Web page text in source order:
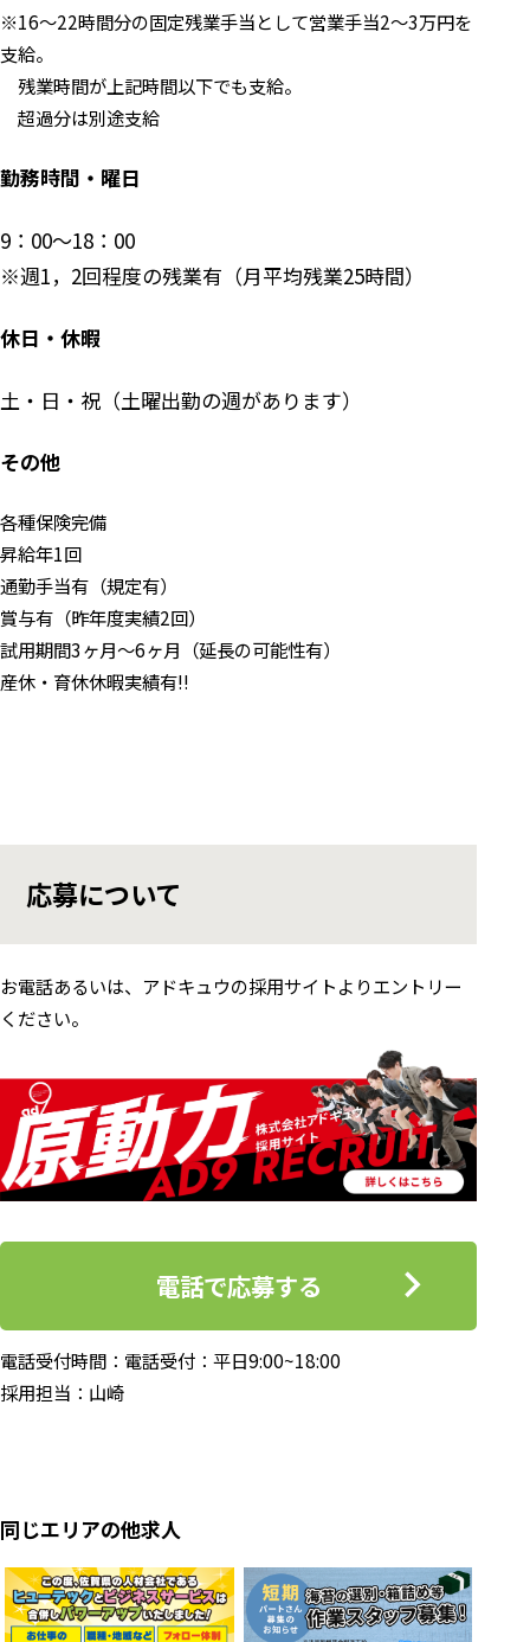
※16～22時間分の固定残業手当として営業手当2～3万円を
支給。
残業時間が上記時間以下でも支給。
超過分は別途支給
勤務時間・曜日
9：00～18：00
※週1，2回程度の残業有（月平均残業25時間）
休日・休暇
土・日・祝（土曜出勤の週があります）
その他
各種保険完備
昇給年1回
通勤手当有（規定有）
賞与有（昨年度実績2回）
試用期間3ヶ月～6ヶ月（延長の可能性有）
産休・育休休暇実績有!!
応募について
お電話あるいは、アドキュウの採用サイトよりエントリー
ください。
電話で応募する
電話受付時間：電話受付：平日9:00~18:00
採用担当：山崎
同じエリアの他求人